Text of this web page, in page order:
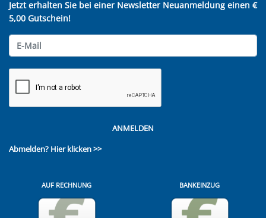
Jetzt erhalten Sie bei einer Newsletter Neuanmeldung einen €
5,00 Gutschein!
ANMELDEN
Abmelden? Hier klicken >>
AUF RECHNUNG BANKEINZUG